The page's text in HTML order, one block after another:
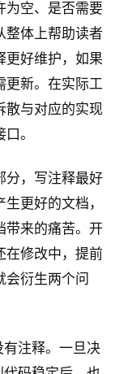
为空、是否需要
整体上帮助读者
更好维护，如果
更新。在实际工
散与对应的实现
。
分，写注释最好
更好的文档，
带来的痛苦。开
在修改中，提前
会衍生两个问
注释。一旦决